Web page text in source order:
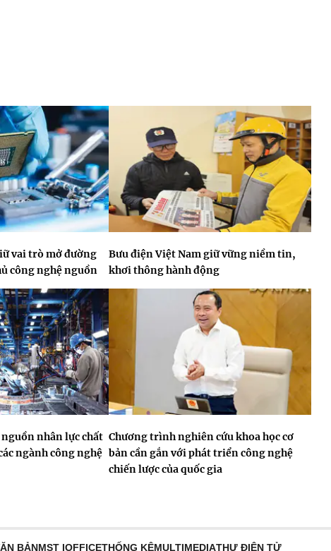
vai trò mở đường
công nghệ nguồn
Bưu điện Việt Nam giữ vững niềm tin,
khơi thông hành động
nhân lực chất
ngành công nghệ
Chương trình nghiên cứu khoa học cơ
bản cần gắn với phát triển công nghệ
chiến lược của quốc gia
BẢNMST IOFFICETHỐNG KÊMULTIMEDIATHƯ ĐIỆN TỬ